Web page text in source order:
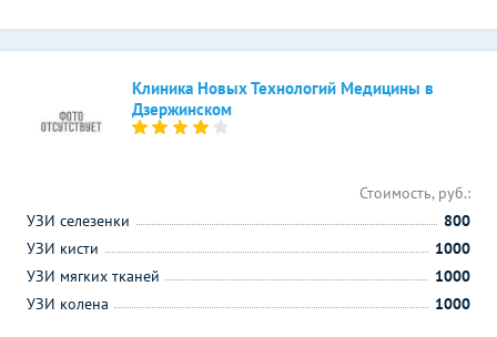
Клиника Новых Технологий Медицины в
Дзержинском
Стоимость, руб.:
УЗИ селезенки
800
УЗИ кисти
1000
УЗИ мягких тканей
1000
УЗИ колена
1000